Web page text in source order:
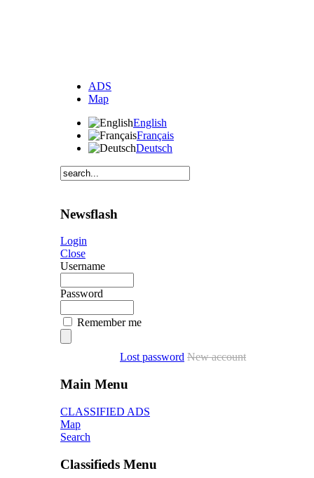
ADS
Map
English
Français
Deutsch
Newsflash
Login
Close
Username
Password
Remember me
Lost password New account
Main Menu
CLASSIFIED ADS
Map
Search
Classifieds Menu